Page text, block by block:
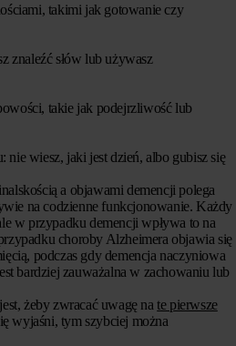
takimi jak gotowanie czy
znaleźć słów lub używasz
takie jak podejrzliwość lub
nie wiesz, jaki jest dzień, albo gubisz się
a objawami demencji polega
na codzienne funkcjonowanie. Każdy
w przypadku demencji wpływa to na
choroby Alzheimera objawia się
podczas gdydemencja naczyniowa
bardziej zauważalna w zachowaniu lub
żeby zwracać uwagę nate pierwsze
wyjaśni, tym szybciej można